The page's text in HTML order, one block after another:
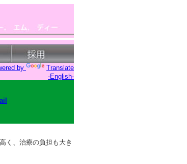
by
Translate
-English-
く、治療の負担も大き